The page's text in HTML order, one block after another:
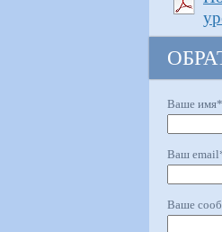
Ваше имя*
Ваш
Ваше